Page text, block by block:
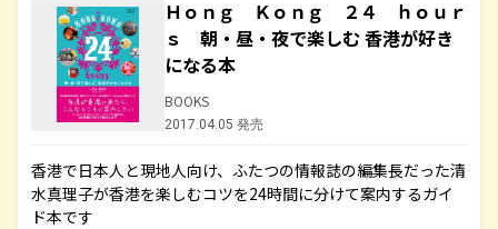
Ｈｏｎｇ Ｋｏｎｇ ２４ ｈｏｕｒ
ｓ 朝・昼・夜で楽しむ 香港が好き
になる本
BOOKS
2017.04.05 発売
香港で日本人と現地人向け、ふたつの情報誌の編集長だった清
水真理子が香港を楽しむコツを24時間に分けて案内するガイ
ド本です